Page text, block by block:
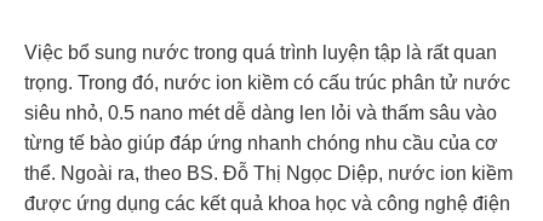
Việc bổ sung nước trong quá trình luyện tập là rất quan
trọng. Trong đó, nước ion kiềm có cấu trúc phân tử nước
siêu nhỏ, 0.5 nano mét dễ dàng len lỏi và thấm sâu vào
từng tế bào giúp đáp ứng nhanh chóng nhu cầu của cơ
thể. Ngoài ra, theo BS. Đỗ Thị Ngọc Diệp, nước ion kiềm
được ứng dụng các kết quả khoa học và công nghệ điện